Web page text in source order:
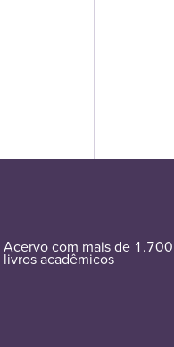
Acervo com mais de 1.700
livros acadêmicos